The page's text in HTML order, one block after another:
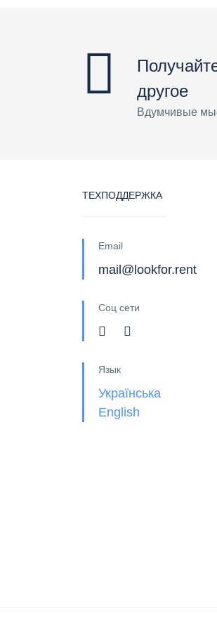
другое
Вдумчивые
ТЕХПОДДЕРЖКА
Email
mail@lookfor.rent
Соц сети
Язык
Українська
English